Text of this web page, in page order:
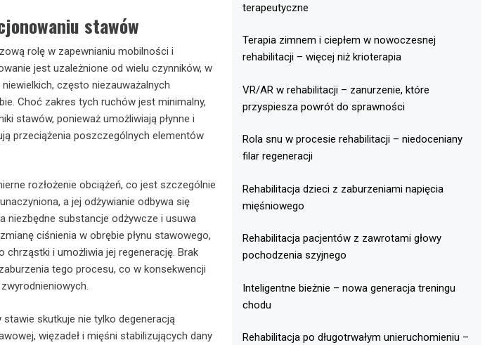
stawów
rolę w zapewnianiu mobilności i
jest uzależnione od wielu czynników, w
często niezauważalnych
Choć zakres tych ruchów jest minimalny,
stawów, ponieważ umożliwiają płynne i
przeciążenia poszczególnych elementów
rozłożenie obciążeń, co jest szczególnie
a jej odżywianie odbywa się
niezbędne substancje odżywcze i usuwa
ciśnienia w obrębie płynu stawowego,
i umożliwia jej regenerację. Brak
tego procesu, co w konsekwencji
skutkuje nie tylko degeneracją
więzadeł i mięśni stabilizujących dany
terapeutyczne
Terapia zimnem i ciepłem w nowoczesnej
rehabilitacji – więcej niż krioterapia
VR/AR w rehabilitacji – zanurzenie, które
przyspiesza powrót do sprawności
Rola snu w procesie rehabilitacji – niedoceniany
filar regeneracji
Rehabilitacja dzieci z zaburzeniami napięcia
mięśniowego
Rehabilitacja pacjentów z zawrotami głowy
pochodzenia szyjnego
Inteligentne bieżnie – nowa generacja treningu
chodu
Rehabilitacja po długotrwałym unieruchomieniu –